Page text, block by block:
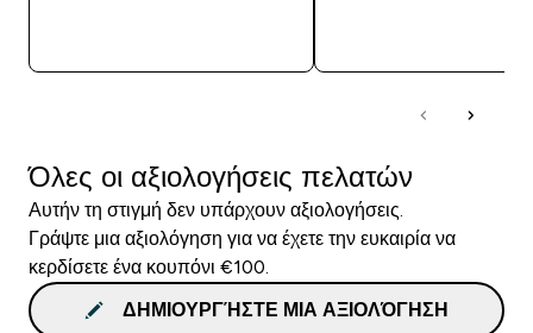
Όλες οι αξιολογήσεις πελατών
Αυτήν τη στιγμή δεν υπάρχουν αξιολογήσεις.
Γράψτε μια αξιολόγηση για να έχετε την ευκαιρία να
κερδίσετε ένα κουπόνι €100.
ΔΗΜΙΟΥΡΓΉΣΤΕ ΜΙΑ ΑΞΙΟΛΌΓΗΣΗ